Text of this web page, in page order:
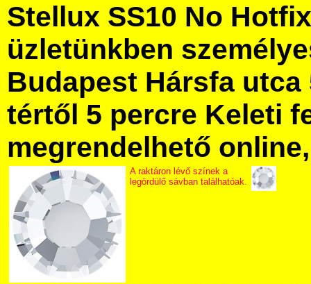
Stellux SS10 No
üzletünkben
Budapest Hársfa utca
tértől 5 percre Keleti
megrendelhető
A raktáron lévő színek a
legördülő sávban találhatóak.